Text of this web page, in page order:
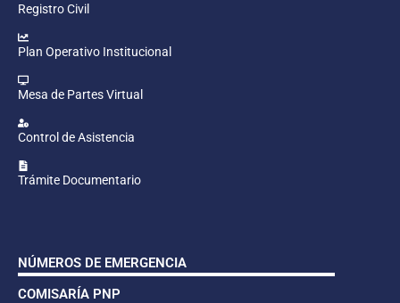
Registro Civil
Plan Operativo Institucional
Mesa de Partes Virtual
Control de Asistencia
Trámite Documentario
NÚMEROS DE EMERGENCIA
COMISARÍA PNP